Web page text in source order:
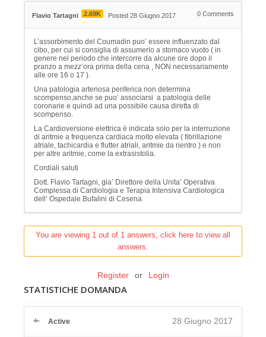
Flavio Tartagni 2.69K Posted 28 Giugno 2017 0 Comments
L’assorbimento del Coumadin puo’ essere influenzato dal
cibo, per cui si consiglia di assumerlo a stomaco vuoto ( in
genere nel periodo che intercorre da alcune ore dopo il
pranzo a mezz’ora prima della cena , NON necessariamente
alle ore 16 o 17 ).
Una patologia arteriosa periferica non determina
scompenso,anche se puo’ associarsi a patologia delle
coronarie e quindi ad una possibile causa diretta di
scompenso.
La Cardioversione elettrica è indicata solo per la interruzione
di aritmie a frequenza cardiaca molto elevata ( fibrillazione
atriale, tachicardia e flutter atriali, aritmie da rientro ) e non
per altre aritmie, come la extrasistolia.
Cordiali saluti
Dott. Flavio Tartagni, gia’ Direttore della Unita’ Operativa
Complessa di Cardiologia e Terapia Intensiva Cardiologica
dell’ Ospedale Bufalini di Cesena
You are viewing 1 out of 1 answers, click here to view all
answers.
Register or Login
STATISTICHE DOMANDA
Active 28 Giugno 2017